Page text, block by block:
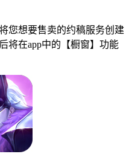
想要售卖的约稿服务创建
将在app中的【橱窗】功能